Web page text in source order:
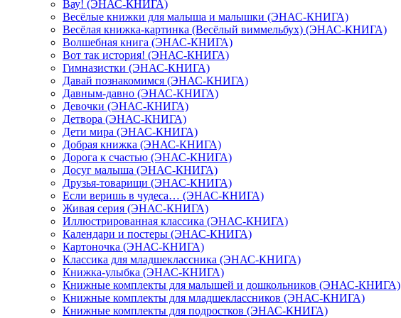
Вау! (ЭНАС-КНИГА)
Весёлые книжки для малыша и малышки (ЭНАС-КНИГА)
Весёлая книжка-картинка (Весёлый виммельбух) (ЭНАС-КНИГА)
Волшебная книга (ЭНАС-КНИГА)
Вот так история! (ЭНАС-КНИГА)
Гимназистки (ЭНАС-КНИГА)
Давай познакомимся (ЭНАС-КНИГА)
Давным-давно (ЭНАС-КНИГА)
Девочки (ЭНАС-КНИГА)
Детвора (ЭНАС-КНИГА)
Дети мира (ЭНАС-КНИГА)
Добрая книжка (ЭНАС-КНИГА)
Дорога к счастью (ЭНАС-КНИГА)
Досуг малыша (ЭНАС-КНИГА)
Друзья-товарищи (ЭНАС-КНИГА)
Если веришь в чудеса… (ЭНАС-КНИГА)
Живая серия (ЭНАС-КНИГА)
Иллюстрированная классика (ЭНАС-КНИГА)
Календари и постеры (ЭНАС-КНИГА)
Картоночка (ЭНАС-КНИГА)
Классика для младшеклассника (ЭНАС-КНИГА)
Книжка-улыбка (ЭНАС-КНИГА)
Книжные комплекты для малышей и дошкольников (ЭНАС-КНИГА)
Книжные комплекты для младшеклассников (ЭНАС-КНИГА)
Книжные комплекты для подростков (ЭНАС-КНИГА)